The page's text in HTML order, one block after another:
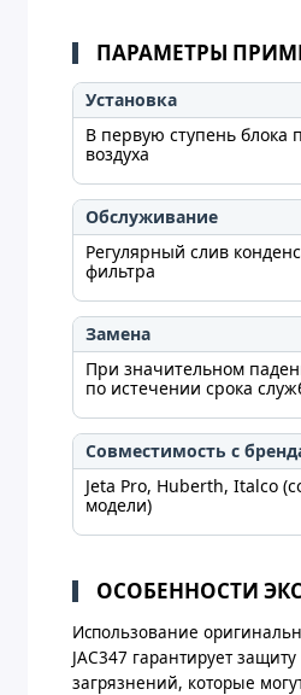
ПАРАМЕТРЫ
Установка
В первую ступень блока
воздуха
Обслуживание
Регулярный слив
фильтра
Замена
При значительном
по истечении срока
Совместимость с
Jeta Pro, Huberth, Italco
модели)
ОСОБЕННОСТИ
Использование
JAC347 гарантирует
загрязнений, которые